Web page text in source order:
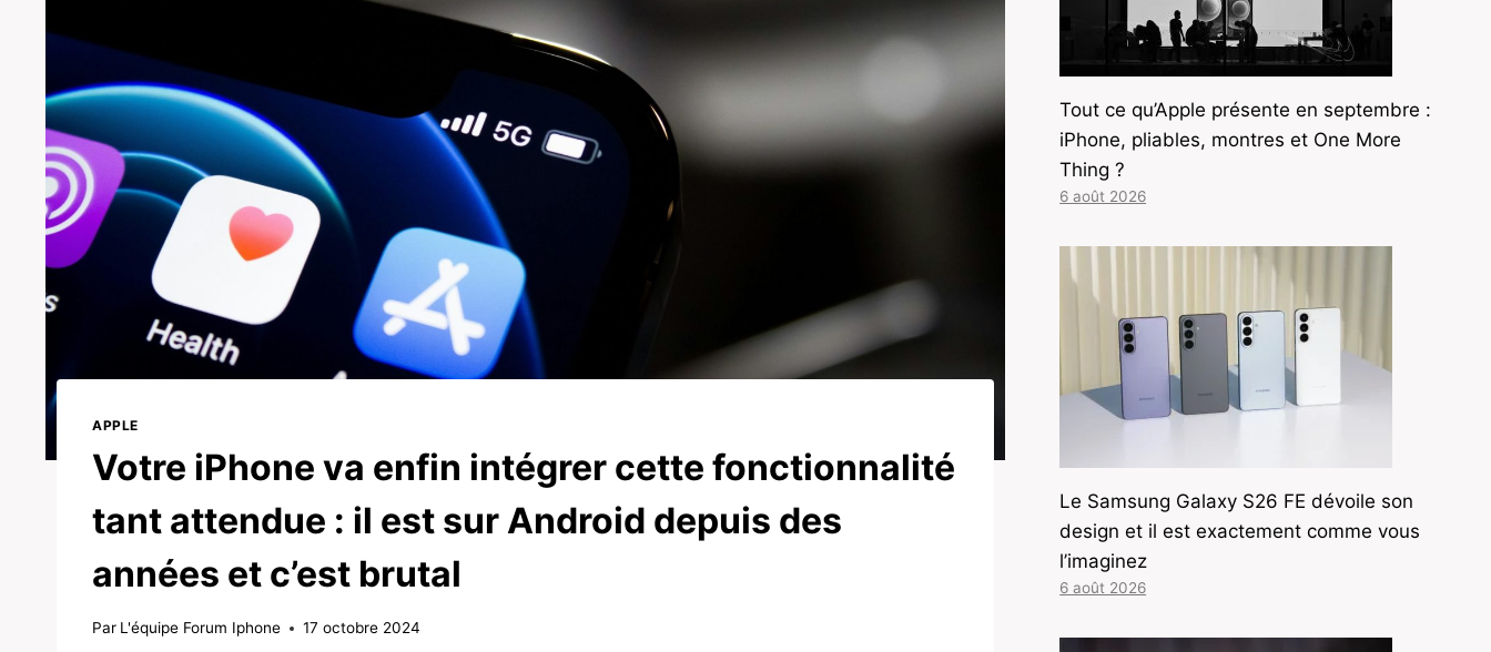
APPLE
Votre iPhone va enfin intégrer cette fonctionnalité
tant attendue : il est sur Android depuis des
années et c’est brutal
Par L'équipe Forum Iphone 17 octobre 2024
Tout ce qu’Apple présente en septembre :
iPhone, pliables, montres et One More
Thing ?
6 août 2026
Le Samsung Galaxy S26 FE dévoile son
design et il est exactement comme vous
l’imaginez
6 août 2026